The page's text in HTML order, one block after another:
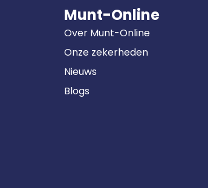
Munt-Online
Over Munt-Online
Onze zekerheden
Nieuws
Blogs